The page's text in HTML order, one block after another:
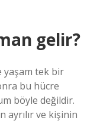
gelir?
yaşam tek bir
bu hücre
böyle değildir.
ayrılır ve kişinin